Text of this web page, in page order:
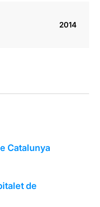
2014
Catalunya
de